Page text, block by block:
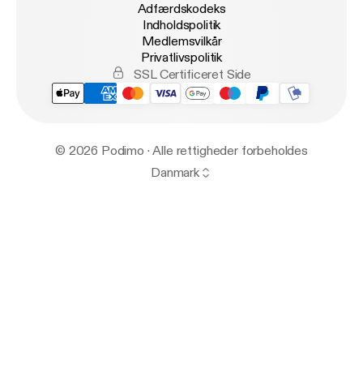
Adfærdskodeks
Indholdspolitik
Medlemsvilkår
Privatlivspolitik
SSL Certificeret Side
© 2026 Podimo · Alle rettigheder forbeholdes
Danmark